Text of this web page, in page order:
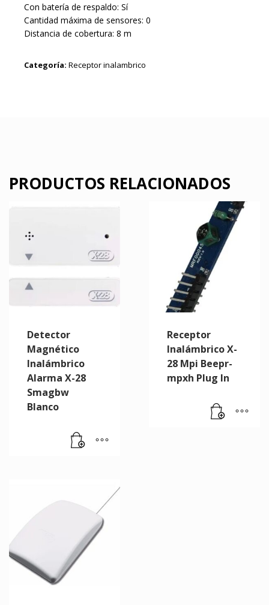
Con batería de respaldo: Sí
Cantidad máxima de sensores: 0
Distancia de cobertura: 8 m
Categoría: Receptor inalambrico
PRODUCTOS RELACIONADOS
Detector
Magnético
Inalámbrico
Alarma X-28
Smagbw
Blanco
Receptor
Inalámbrico X-
28 Mpi Beepr-
mpxh Plug In